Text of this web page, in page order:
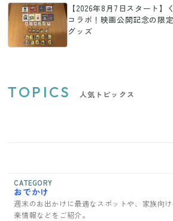
【2026年8月7日スタート
コラボ！映画公開記念の限
グッズ
TOPICS 人気トピックス
CATEGORY
おでかけ
週末のお出かけに最適なスポットや、家族向
楽情報などをご紹介。